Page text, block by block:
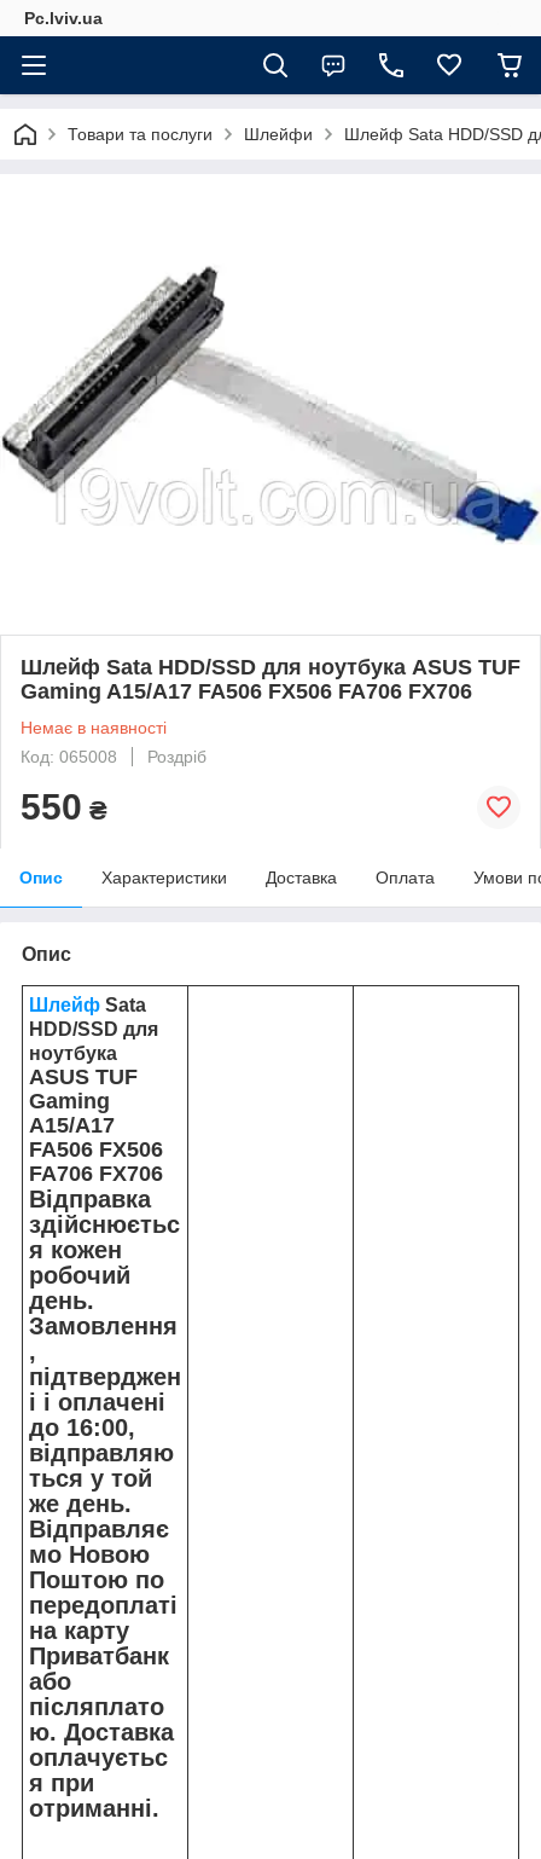
Pc.lviv.ua
Товари та послуги Шлейфи Шлейф Sata HDD/SSD
Шлейф Sata HDD/SSD для ноутбука ASUS TUF
Gaming A15/A17 FA506 FX506 FA706 FX706
Немає в наявності
Код: 065008
Роздріб
550 ₴
Опис Характеристики Доставка Оплата Умови
Опис
Шлейф Sata
HDD/SSD для
ноутбука
ASUS TUF
Gaming
A15/A17
FA506 FX506
FA706 FX706
Відправка
здійснюєтьс
я кожен
робочий
день.
Замовлення
,
підтверджен
і і оплачені
до 16:00,
відправляю
ться у той
же день.
Відправляє
мо Новою
Поштою по
передоплаті
на карту
Приватбанк
або
післяплато
ю. Доставка
оплачуєтьс
я при
отриманні.